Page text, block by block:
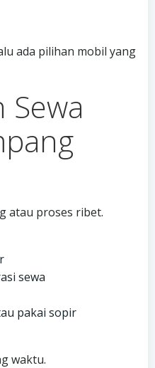
ada pilihan mobil yang
Sewa
atau proses ribet.
sewa
pakai sopir
waktu.